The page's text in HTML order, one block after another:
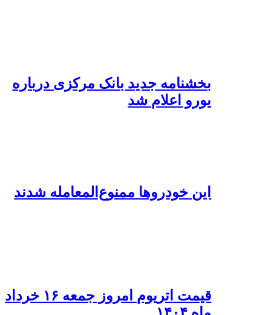
بخشنامه جدید بانک مرکزی درباره
یورو اعلام شد
این خودروها ممنوع‌المعامله شدند
قیمت اتریوم امروز جمعه ۱۶ خرداد